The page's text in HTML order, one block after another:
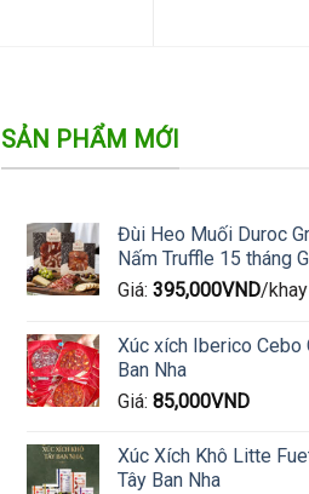
SẢN PHẨM MỚI
Đùi Heo Muối Duroc
Nấm Truffle 15 tháng
Giá: 395,000VND/khay
Xúc xích Iberico Cebo
Ban Nha
Giá: 85,000VND
Xúc Xích Khô Litte
Tây Ban Nha